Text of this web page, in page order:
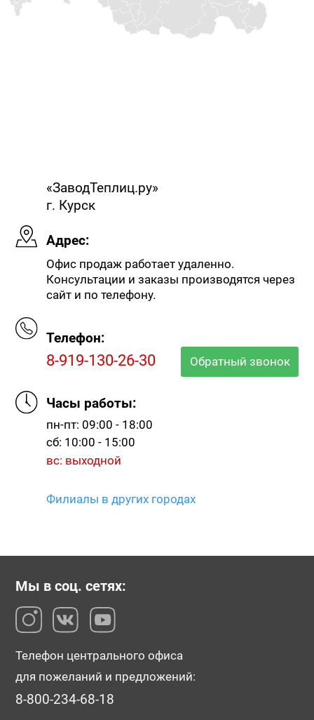
«ЗаводТеплиц.ру»
г. Курск
Адрес:
Офис продаж работает удаленно.
Консультации и заказы производятся через
сайт и по телефону.
Телефон:
8-919-130-26-30 Обратный звонок
Часы работы:
пн-пт: 09:00 - 18:00
сб: 10:00 - 15:00
вс: выходной
Филиалы в других городах
Мы в соц. сетях:
Телефон центрального офиса
для пожеланий и предложений:
8-800-234-68-18